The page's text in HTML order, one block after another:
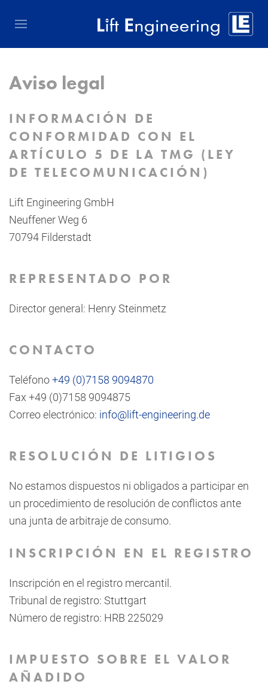
Aviso legal
INFORMACIÓN DE
CONFORMIDAD CON EL
ARTÍCULO 5 DE LA TMG (LEY
DE TELECOMUNICACIÓN)
Lift Engineering GmbH
Neuffener Weg 6
70794 Filderstadt
REPRESENTADO POR
Director general: Henry Steinmetz
CONTACTO
Teléfono+49 (0)7158 9094870
Fax +49 (0)7158 9094875
Correo electrónico: info@lift-engineering.de
RESOLUCIÓN DE LITIGIOS
No estamos dispuestos ni obligados a participar en
un procedimiento de resolución de conflictos ante
una junta de arbitraje de consumo.
INSCRIPCIÓN EN EL REGISTRO
Inscripción en el registro mercantil.
Tribunal de registro: Stuttgart
Número de registro: HRB 225029
IMPUESTO SOBRE EL VALOR
AÑADIDO